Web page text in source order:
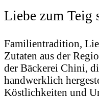
Liebe zum Teig
Familientradition,
Zutaten aus der
der Bäckerei Chini,
handwerklich
Köstlichkeiten und